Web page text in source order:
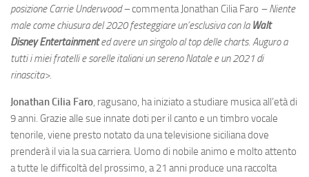
posizione Carrie Underwood –commenta Jonathan Cilia Faro – Niente
male come chiusura del 2020 festeggiare un’esclusiva con la Walt
Disney Entertainmented avere un singolo al top delle charts. Auguro a
tutti i miei fratelli e sorelle italiani un sereno Natale e un 2021 di
rinascita>.
Jonathan Cilia Faro, ragusano, ha iniziato a studiare musica all’età di
9 anni. Grazie alle sue innate doti per il canto e un timbro vocale
tenorile, viene presto notato da una televisione siciliana dove
prenderà il via la sua carriera. Uomo di nobile animo e molto attento
a tutte le difficoltà del prossimo, a 21 anni produce una raccolta